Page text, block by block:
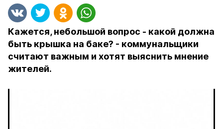
Кажется, небольшой вопрос - какой должна
быть крышка на баке? - коммунальщики
считают важным и хотят выяснить мнение
жителей.